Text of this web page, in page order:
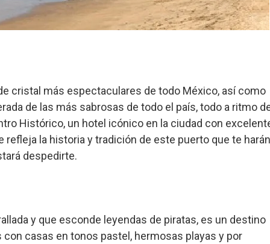
cristal más espectaculares de todo México, así como
de las más sabrosas de todo el país, todo a ritmo
Histórico, un hotel icónico en la ciudad con
la historia y tradición de este puerto que te harán
despedirte.
y que esconde leyendas de piratas, es un destino
casas en tonos pastel, hermosas playas y por